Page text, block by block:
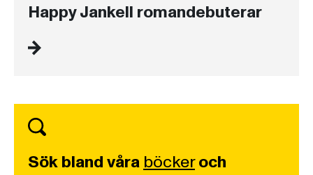
Happy Jankell romandebuterar
Sök bland våra böckeroch